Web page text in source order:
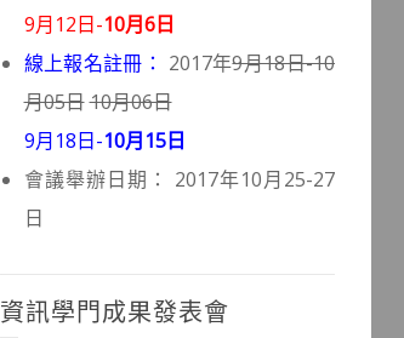
9月12日-10月6日
線上報名註冊： 2017年9月18日-10
月05日10月06日
9月18日-10月15日
會議舉辦日期： 2017年10月25-27
日
資訊學門成果發表會